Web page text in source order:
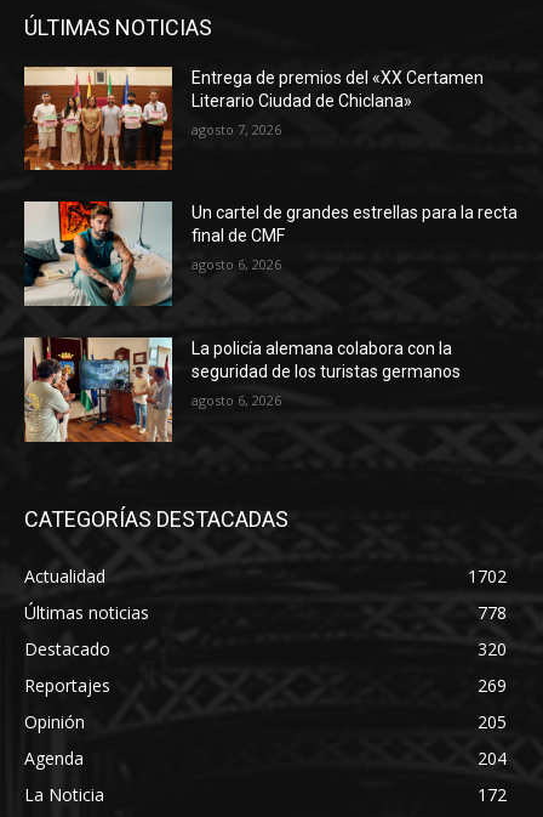
ÚLTIMAS NOTICIAS
Entrega de premios del «XX Certamen
Literario Ciudad de Chiclana»
agosto 7, 2026
Un cartel de grandes estrellas para la recta
final de CMF
agosto 6, 2026
La policía alemana colabora con la
seguridad de los turistas germanos
agosto 6, 2026
CATEGORÍAS DESTACADAS
Actualidad
1702
Últimas noticias
778
Destacado
320
Reportajes
269
Opinión
205
Agenda
204
La Noticia
172